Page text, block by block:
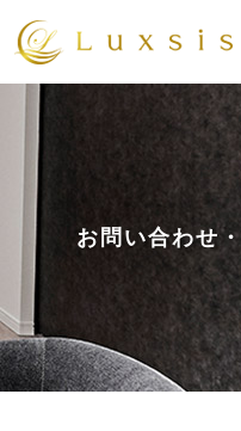
お問い合わせ